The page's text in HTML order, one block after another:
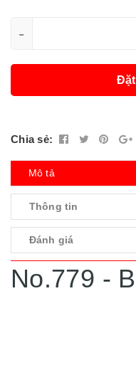
-
Chia sẻ:
Mô tả
Thông tin
Đánh giá
No.779 -